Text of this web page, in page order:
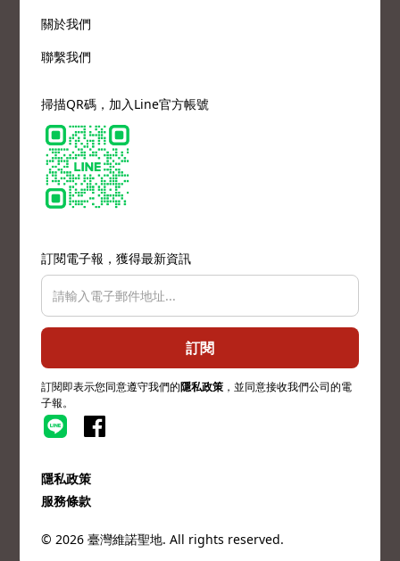
關於我們
聯繫我們
掃描QR碼，加入Line官方帳號
訂閱電子報，獲得最新資訊
訂閱
訂閱即表示您同意遵守我們的隱私政策 ，並同意接收我們公司的電
子報。
© 2026 臺灣維諾聖地. All rights reserved.
隱私政策
服務條款